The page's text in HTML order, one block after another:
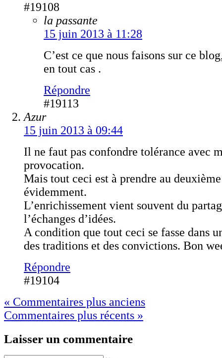
#19108
la passante
15 juin 2013 à 11:28
C’est ce que nous faisons sur ce
en tout cas .
Répondre
#19113
Azur
15 juin 2013 à 09:44
Il ne faut pas confondre tolérance avec
provocation.
Mais tout ceci est à prendre au
évidemment.
L’enrichissement vient souvent du
l’échanges d’idées.
A condition que tout ceci se fasse dans
des traditions et des convictions. Bon
Répondre
#19104
« Commentaires plus anciens
Commentaires plus récents »
Laisser un commentaire